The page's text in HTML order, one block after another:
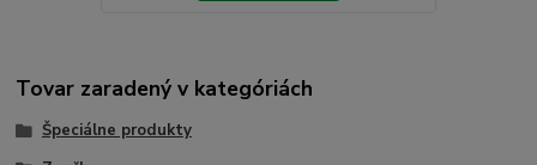
Tovar zaradený v kategóriách
Špeciálne produkty